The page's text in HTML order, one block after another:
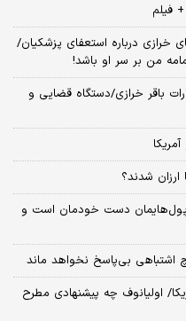
فیلم
خرازی درباره استعفای پزشکیان/
من بر سر او باشد!
باقر خرازی/دستگاه قضایی و
شدند؟
پول‌هایمان دست خودمان است و
اشتباهی بی‌پاسخ نخواهد ماند
اولیانوف چه پیشنهادی مطرح